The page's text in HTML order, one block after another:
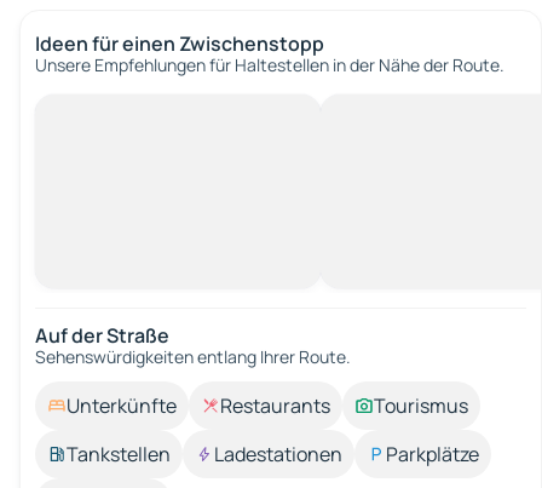
Ideen für einen Zwischenstopp
Unsere Empfehlungen für Haltestellen in der Nähe der Route.
Auf der Straße
Sehenswürdigkeiten entlang Ihrer Route.
Unterkünfte Restaurants
Tourismus
Tankstellen
Ladestationen
Parkplätze